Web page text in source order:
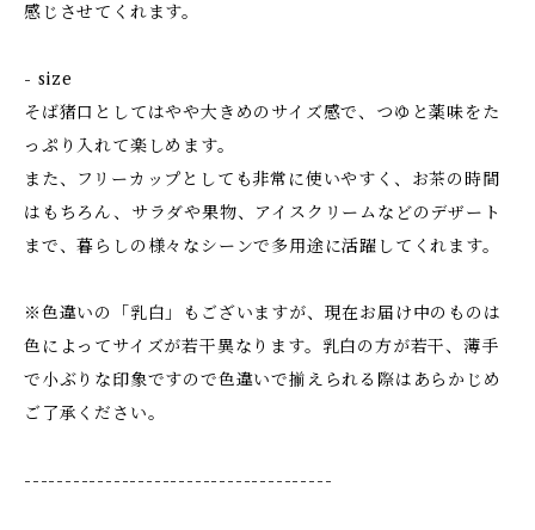
感じさせてくれます。
- size
そば猪口としてはやや大きめのサイズ感で、つゆと薬味をた
っぷり入れて楽しめます。
また、フリーカップとしても非常に使いやすく、お茶の時間
はもちろん、サラダや果物、アイスクリームなどのデザート
まで、暮らしの様々なシーンで多用途に活躍してくれます。
※色違いの「乳白」もございますが、現在お届け中のものは
色によってサイズが若干異なります。乳白の方が若干、薄手
で小ぶりな印象ですので色違いで揃えられる際はあらかじめ
ご了承ください。
--------------------------------------